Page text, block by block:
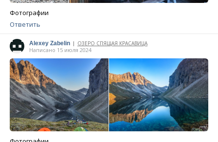
Фотографии
Ответить
Alexey Zabelin | ОЗЕРО СПЯЩАЯ КРАСАВИЦА
Написано 15 июля 2024